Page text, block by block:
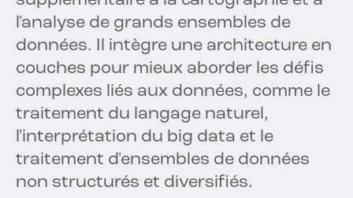
l'analyse de grands ensembles de
données. Il intègre une architecture en
couches pour mieux aborder les défis
complexes liés aux données, comme le
traitement du langage naturel,
l'interprétation du big data et le
traitement d'ensembles de données
non structurés et diversifiés.